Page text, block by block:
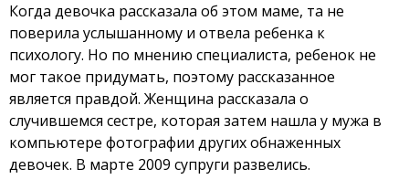
Когда девочка рассказала об этом маме, та не
поверила услышанному и отвела ребенка к
психологу. Но по мнению специалиста, ребенок не
мог такое придумать, поэтому рассказанное
является правдой. Женщина рассказала о
случившемся сестре, которая затем нашла у мужа в
компьютере фотографии других обнаженных
девочек. В марте 2009 супруги развелись.